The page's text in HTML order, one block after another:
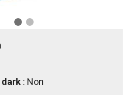
dark : Non